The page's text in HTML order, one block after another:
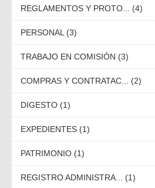
REGLAMENTOS Y PROTO... (4)
PERSONAL (3)
TRABAJO EN COMISIÓN (3)
COMPRAS Y CONTRATAC... (2)
DIGESTO (1)
EXPEDIENTES (1)
PATRIMONIO (1)
REGISTRO ADMINISTRA... (1)